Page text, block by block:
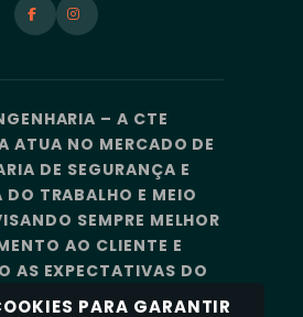
– A CTE
ATUA NO MERCADO DE
DE SEGURANÇA E
DO TRABALHO E MEIO
SEMPRE MELHOR
AO CLIENTE E
AS EXPECTATIVAS DO
A CTE ENGENHARIA
PARA GARANTIR